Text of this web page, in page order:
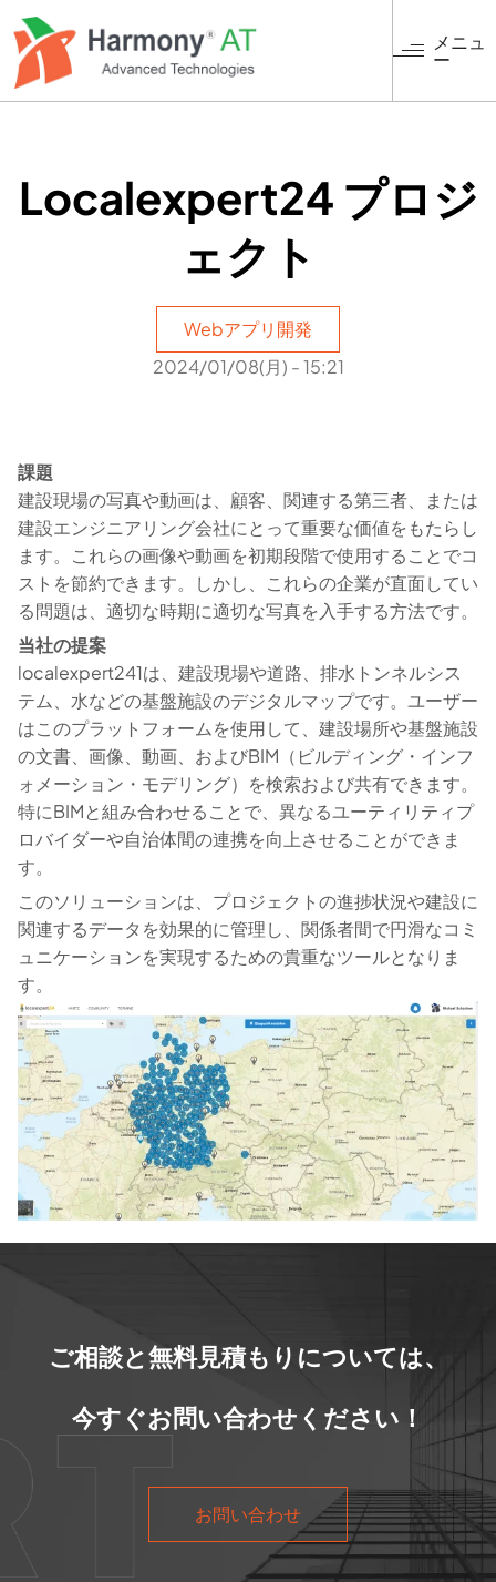
イ
コ
メニュ
ー
Localexpert24 プロジ
ェクト
Webアプリ開発
2024/01/08(月) - 15:21
課題
建設現場の写真や動画は、顧客、関連する第三者、または
建設エンジニアリング会社にとって重要な価値をもたらし
ます。これらの画像や動画を初期段階で使用することでコ
ストを節約できます。しかし、これらの企業が直面してい
る問題は、適切な時期に適切な写真を入手する方法です。
当社の提案
localexpert241は、建設現場や道路、排水トンネルシス
テム、水などの基盤施設のデジタルマップです。ユーザー
はこのプラットフォームを使用して、建設場所や基盤施設
の文書、画像、動画、およびBIM（ビルディング・インフ
ォメーション・モデリング）を検索および共有できます。
特にBIMと組み合わせることで、異なるユーティリティプ
ロバイダーや自治体間の連携を向上させることができま
す。
このソリューションは、プロジェクトの進捗状況や建設に
関連するデータを効果的に管理し、関係者間で円滑なコミ
ュニケーションを実現するための貴重なツールとなりま
す。
ご相談と無料見積もりについては、
今すぐお問い合わせください！
お問い合わせ